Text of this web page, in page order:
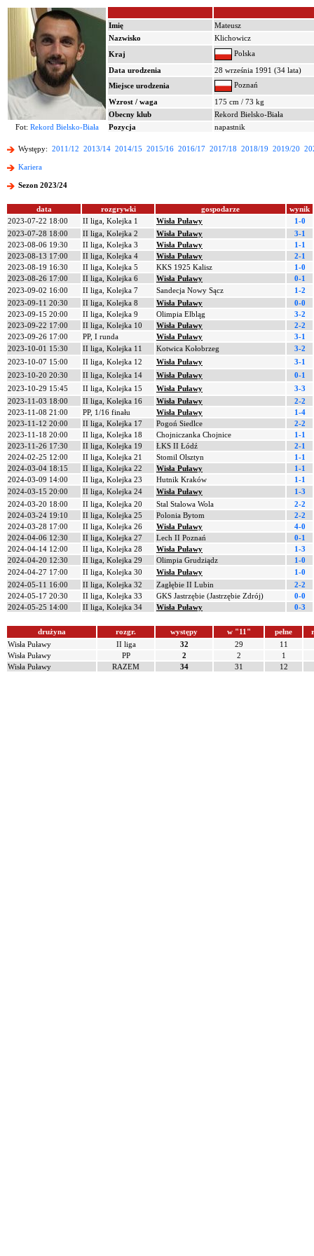
Imię
Mateusz
Nazwisko
Klichowicz
Kraj
Polska
Data urodzenia
28 września 1991 (34 lata)
Miejsce urodzenia
Poznań
Wzrost / waga
175 cm / 73 kg
Obecny klub
Rekord Bielsko-Biała
Fot: Rekord Bielsko-Biała Pozycja napastnik
Występy: 2011/12 2013/14 2014/15 2015/16 2016/17 2017/18 2018/19 2019/20
Kariera
Sezon 2023/24
data rozgrywki gospodarze
wynik
2023-07-22 18:00
II liga, Kolejka 1 Wisła Puławy
1-0
2023-07-28 18:00
II liga, Kolejka 2 Wisła Puławy
3-1
2023-08-06 19:30
II liga, Kolejka 3 Wisła Puławy
1-1
2023-08-13 17:00
II liga, Kolejka 4 Wisła Puławy
2-1
2023-08-19 16:30
II liga, Kolejka 5 KKS 1925 Kalisz
1-0
2023-08-26 17:00
II liga, Kolejka 6 Wisła Puławy
0-1
2023-09-02 16:00
II liga, Kolejka 7 Sandecja Nowy Sącz
1-2
2023-09-11 20:30
II liga, Kolejka 8 Wisła Puławy
0-0
2023-09-15 20:00
II liga, Kolejka 9 Olimpia Elbląg
3-2
2023-09-22 17:00
II liga, Kolejka 10 Wisła Puławy
2-2
2023-09-26 17:00
PP, I runda Wisła Puławy
3-1
2023-10-01 15:30
II liga, Kolejka 11 Kotwica Kołobrzeg
3-2
2023-10-07 15:00
II liga, Kolejka 12 Wisła Puławy
3-1
2023-10-20 20:30
II liga, Kolejka 14 Wisła Puławy
0-1
2023-10-29 15:45
II liga, Kolejka 15 Wisła Puławy
3-3
2023-11-03 18:00
II liga, Kolejka 16 Wisła Puławy
2-2
2023-11-08 21:00
PP, 1/16 finału Wisła Puławy
1-4
2023-11-12 20:00
II liga, Kolejka 17 Pogoń Siedlce
2-2
2023-11-18 20:00
II liga, Kolejka 18 Chojniczanka Chojnice
1-1
2023-11-26 17:30
II liga, Kolejka 19 ŁKS II Łódź
2-1
2024-02-25 12:00
II liga, Kolejka 21 Stomil Olsztyn
1-1
2024-03-04 18:15
II liga, Kolejka 22 Wisła Puławy
1-1
2024-03-09 14:00
II liga, Kolejka 23 Hutnik Kraków
1-1
2024-03-15 20:00
II liga, Kolejka 24 Wisła Puławy
1-3
2024-03-20 18:00
II liga, Kolejka 20 Stal Stalowa Wola
2-2
2024-03-24 19:10
II liga, Kolejka 25 Polonia Bytom
2-2
2024-03-28 17:00
II liga, Kolejka 26 Wisła Puławy
4-0
2024-04-06 12:30
II liga, Kolejka 27 Lech II Poznań
0-1
2024-04-14 12:00
II liga, Kolejka 28 Wisła Puławy
1-3
2024-04-20 12:30
II liga, Kolejka 29 Olimpia Grudziądz
1-0
2024-04-27 17:00
II liga, Kolejka 30 Wisła Puławy
1-0
2024-05-11 16:00
II liga, Kolejka 32 Zagłębie II Lubin
2-2
2024-05-17 20:30
II liga, Kolejka 33 GKS Jastrzębie (Jastrzębie Zdrój)
0-0
2024-05-25 14:00
II liga, Kolejka 34 Wisła Puławy 0-3
drużyna rozgr. występy w "11" pełne
Wisła Puławy
II liga 32 29
11
Wisła Puławy
PP 2 2
1
Wisła Puławy
RAZEM 34 31 12